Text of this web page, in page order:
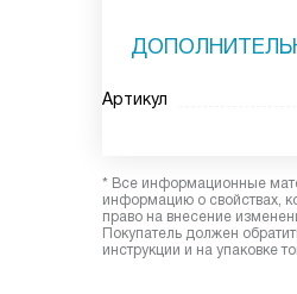
Артикул
* Все информационные
информацию о свойствах,
право на внесение
Покупатель должен
инструкции и на упаковке